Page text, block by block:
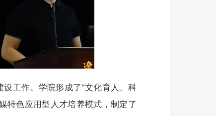
工作。学院形成了“文化育人、科
特色应用型人才培养模式，制定了